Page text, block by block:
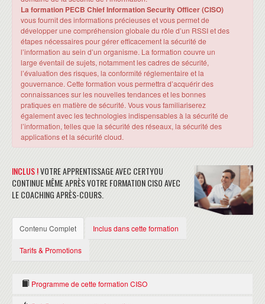
La formation PECB Chief Information Security Officer (CISO)
vous fournit des informations précieuses et vous permet de
développer une compréhension globale du rôle d’un RSSI et des
étapes nécessaires pour gérer efficacement la sécurité de
l’information au sein d’un organisme. La formation couvre un
large éventail de sujets, notamment les cadres de sécurité,
l’évaluation des risques, la conformité réglementaire et la
gouvernance. Cette formation vous permettra d’acquérir des
connaissances sur les nouvelles tendances et les bonnes
pratiques en matière de sécurité. Vous vous familiariserez
également avec les technologies indispensables à la sécurité de
l’information, telles que la sécurité des réseaux, la sécurité des
applications et la sécurité cloud.
INCLUS !VOTRE APPRENTISSAGE AVEC CERTYOU
CONTINUE MÊME APRÈS VOTRE FORMATION CISO AVEC
LE COACHING APRÈS-COURS.
Contenu Complet Inclus dans cette formation
Tarifs & Promotions
Programme de cette formation CISO